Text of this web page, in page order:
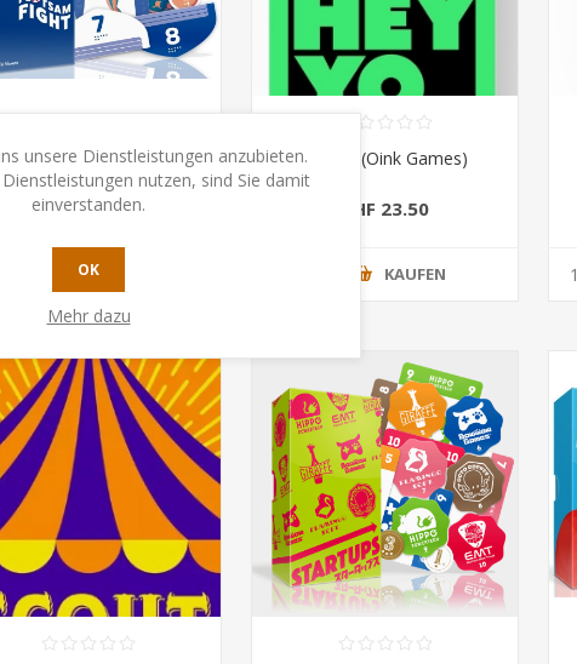
Fight (oink games)
CHF 23.50
KAUFEN
Hey yo (Oink Games)
CHF 23.50
KAUFEN
unsere Dienstleistungen anzubieten.
nutzen, sind Sie damit
einverstanden.
OK
Mehr dazu